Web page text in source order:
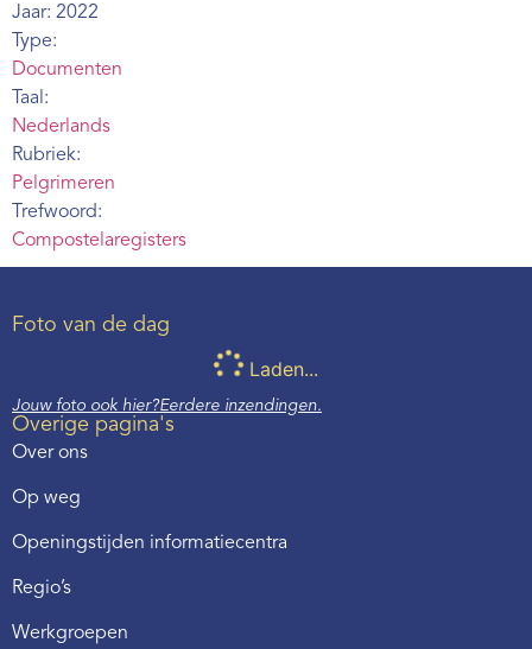
Contact
Jaar: 2022
Type:
Documenten
Taal:
Nederlands
Rubriek:
Pelgrimeren
Trefwoord:
Compostelaregisters
Foto van de dag
Laden...
Jouw foto ook hier?Eerdere inzendingen.
Overige pagina's
Over ons
Op weg
Openingstijden informatiecentra
Regio’s
Werkgroepen